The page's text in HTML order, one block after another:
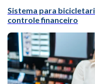
Sistema para
controle financeiro